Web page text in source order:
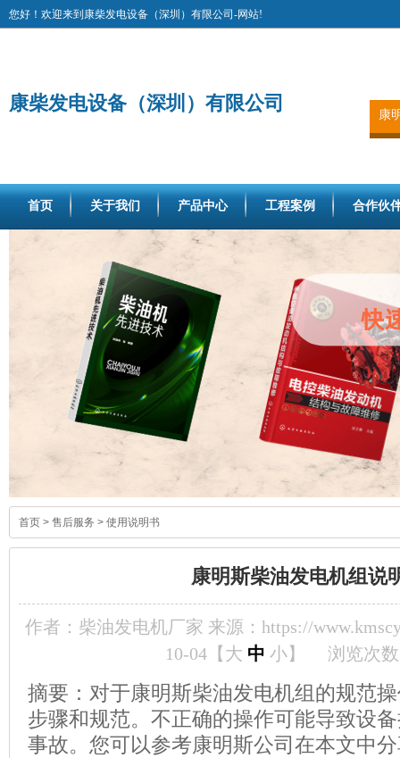
您好！欢迎来到康柴发电设备（深圳）有限公司-网站!
康柴发电设备（深圳）有限公司
康
首页 关于我们 产品中心 工程案例 合作伙
首页 > 售后服务 > 使用说明书
康明斯柴油发电机组说
作者：柴油发电机厂家 来源：https://
10-04【 大 中 小】 浏览次
摘要：对于康明斯柴油发电机组的规范
步骤和规范。不正确的操作可能导致设
事故。您可以参考康明斯公司在本文中